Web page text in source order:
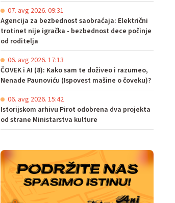
07. avg 2026. 09:31
Agencija za bezbednost saobraćaja: Električni
trotinet nije igračka - bezbednost dece počinje
od roditelja
06. avg 2026. 17:13
ČOVEK i AI (8): Kako sam te doživeo i razumeo,
Nenade Paunoviću (Ispovest mašine o čoveku)?
06. avg 2026. 15:42
Istorijskom arhivu Pirot odobrena dva projekta
od strane Ministarstva kulture